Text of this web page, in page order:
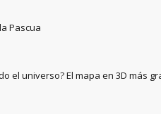
Pascua
el universo? El mapa en 3D más